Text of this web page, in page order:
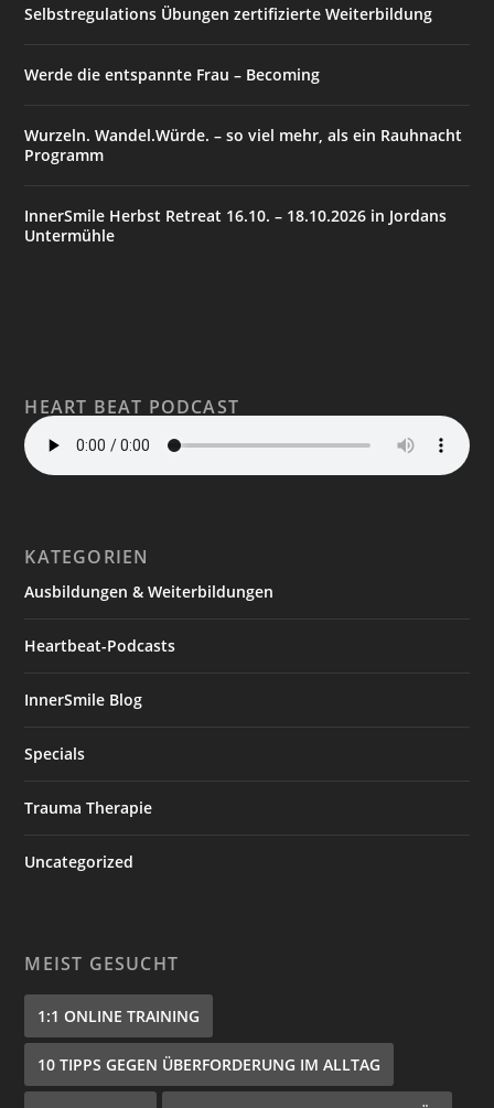
Selbstregulations Übungen zertifizierte Weiterbildung
Werde die entspannte Frau – Becoming
Wurzeln. Wandel.Würde. – so viel mehr, als ein Rauhnacht
Programm
InnerSmile Herbst Retreat 16.10. – 18.10.2026 in Jordans
Untermühle
HEART BEAT PODCAST
KATEGORIEN
Ausbildungen & Weiterbildungen
Heartbeat-Podcasts
InnerSmile Blog
Specials
Trauma Therapie
Uncategorized
MEIST GESUCHT
1:1 ONLINE TRAINING
10 TIPPS GEGEN ÜBERFORDERUNG IM ALLTAG